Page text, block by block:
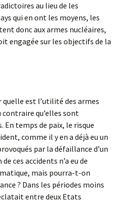
au lieu de les
qui en ont les moyens, les
donc aux armes nucléaires,
engagée sur les objectifs de la
quelle est l’utilité des armes
qu’elles sont
temps de paix, le risque
comme il y en a déjà eu un
par la défaillance d’un
ces accidents n’a eu de
mais pourra-t-on
? Dans les périodes moins
entre deux Etats